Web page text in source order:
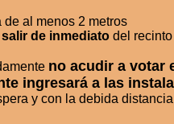
de al menos 2 metros
salir de inmediatodel recinto
no acudir a votar
ingresará a las
y con la debida